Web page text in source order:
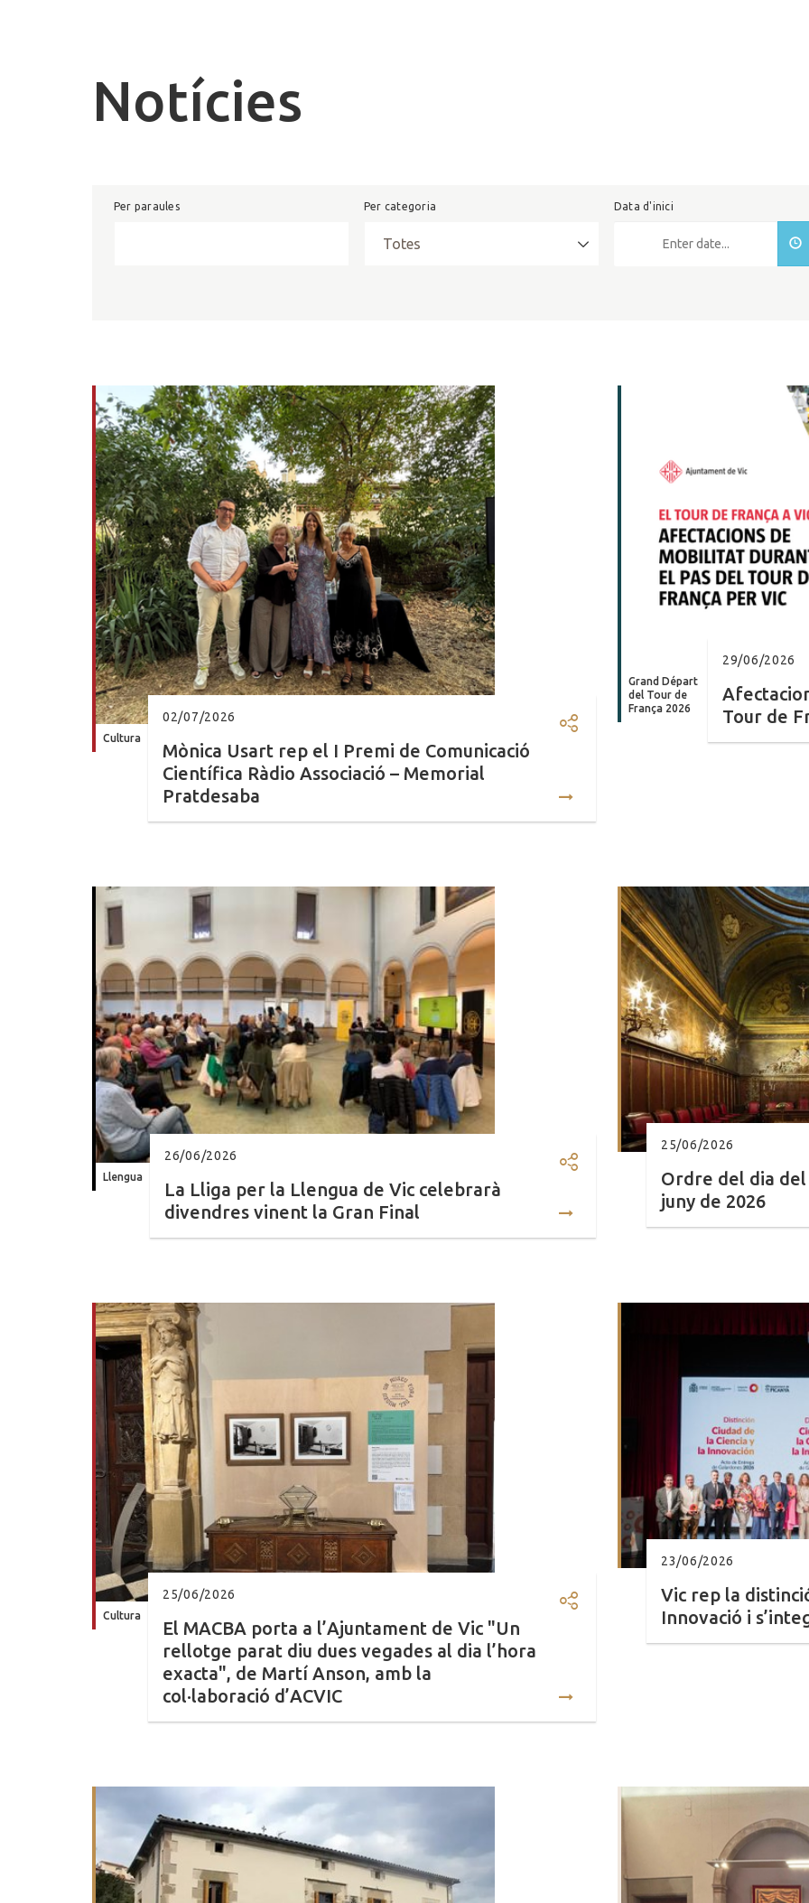
Notícies
Per paraules Per categoria Data d'inici
Cultura
02/07/2026
Mònica Usart rep el I Premi de Comunicació
Científica Ràdio Associació – Memorial
Pratdesaba
Compartir: Mònica Usart rep
Grand Départ
del Tour de
França 2026
29/06/2026
Tour de
Llengua
26/06/2026
La Lliga per la Llengua de Vic celebrarà
divendres vinent la Gran Final
Compartir: La Lliga per la
25/06/2026
Ordre del dia
juny de 2026
Cultura
25/06/2026
El MACBA porta a l’Ajuntament de Vic "Un
rellotge parat diu dues vegades al dia l’hora
exacta", de Martí Anson, amb la
col·laboració d’ACVIC
Compartir: El MACBA porta
23/06/2026
Vic rep la
Innovació i